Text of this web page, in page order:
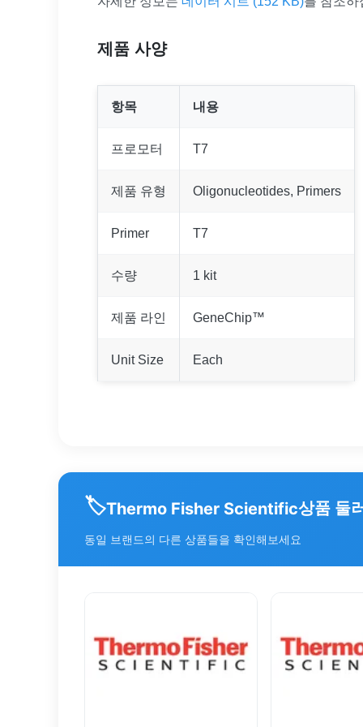
제품 사양
항목 내용
프로모터 T7
제품 유형 Oligonucleotides, Primers
Primer T7
수량 1 kit
제품 라인 GeneChip™
Unit Size Each
🏷️Thermo Fisher Scientific상품 둘
동일 브랜드의 다른 상품들을 확인해보세요